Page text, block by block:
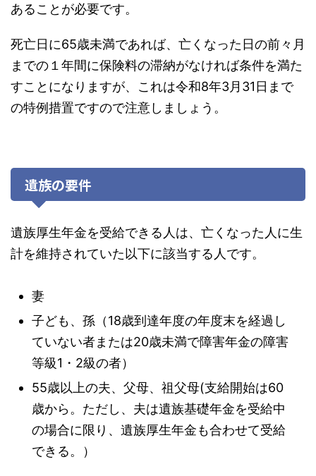
あることが必要です。
死亡日に65歳未満であれば、亡くなった日の前々月
までの１年間に保険料の滞納がなければ条件を満た
すことになりますが、これは令和8年3月31日まで
の特例措置ですので注意しましょう。
遺族の要件
遺族厚生年金を受給できる人は、亡くなった人に生
計を維持されていた以下に該当する人です。
妻
子ども、孫（18歳到達年度の年度末を経過し
ていない者または20歳未満で障害年金の障害
等級1・2級の者）
55歳以上の夫、父母、祖父母(支給開始は60
歳から。ただし、夫は遺族基礎年金を受給中
の場合に限り、遺族厚生年金も合わせて受給
できる。）